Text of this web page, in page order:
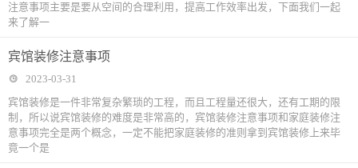
注意事项主要是要从空间的合理利用，提高工作效率出发，下面我们一起
来了解一
宾馆装修注意事项
2023-03-31
宾馆装修是一件非常复杂繁琐的工程，而且工程量还很大，还有工期的限
制，所以说宾馆装修的难度是非常高的，宾馆装修注意事项和家庭装修注
意事项完全是两个概念，一定不能把家庭装修的准则拿到宾馆装修上来毕
竟一个是